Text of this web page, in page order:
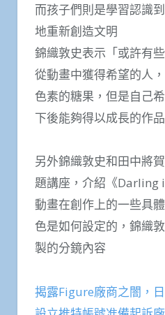
而孩子們則是學習認識
地重新創造文明
錦織敦史表示「或許有
從動畫中獲得希望的人
色素的糖果，但是自己
下後能夠得以成長的作品
另外錦織敦史和田中將
題講座，介紹《Darling
動畫在創作上的一些具
色是如何設定的，錦織
製的分鏡內容
揭露Figure廠商之闇，